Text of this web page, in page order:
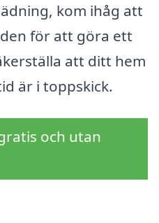
kom ihåg att
för att göra ett
att ditt hem
är i toppskick.
och utan